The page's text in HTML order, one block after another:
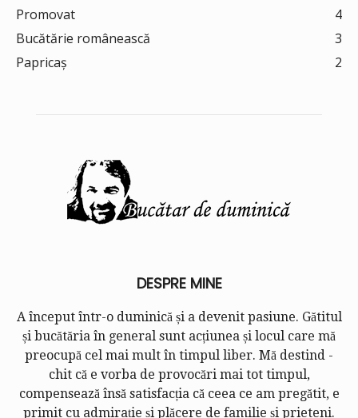
Promovat
4
Bucătărie românească
3
Papricaș
2
DESPRE MINE
A început într-o duminică și a devenit pasiune. Gătitul
și bucătăria în general sunt acțiunea și locul care mă
preocupă cel mai mult în timpul liber. Mă destind -
chit că e vorba de provocări mai tot timpul,
compensează însă satisfacția că ceea ce am pregătit, e
primit cu admirație și plăcere de familie și prieteni.